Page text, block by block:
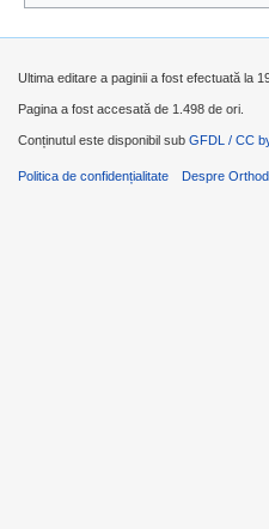
Ultima editare a paginii a fost efectuată la
Pagina a fost accesată de 1.498 de ori.
Conținutul este disponibil sub GFDL / CC
Politica de confidențialitate Despre